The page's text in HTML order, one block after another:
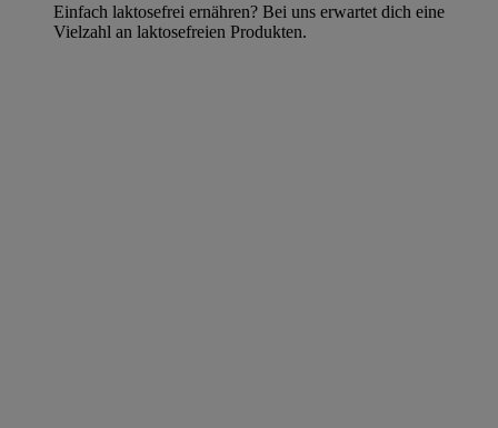
Einfach laktosefrei ernähren? Bei uns erwartet dich eine
Vielzahl an laktosefreien Produkten.